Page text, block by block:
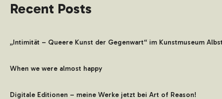
Recent Posts
„Intimität – Queere Kunst der Gegenwart“ im Kunstmuseum
When we were almost happy
Digitale Editionen – meine Werke jetzt bei Art of Reason!